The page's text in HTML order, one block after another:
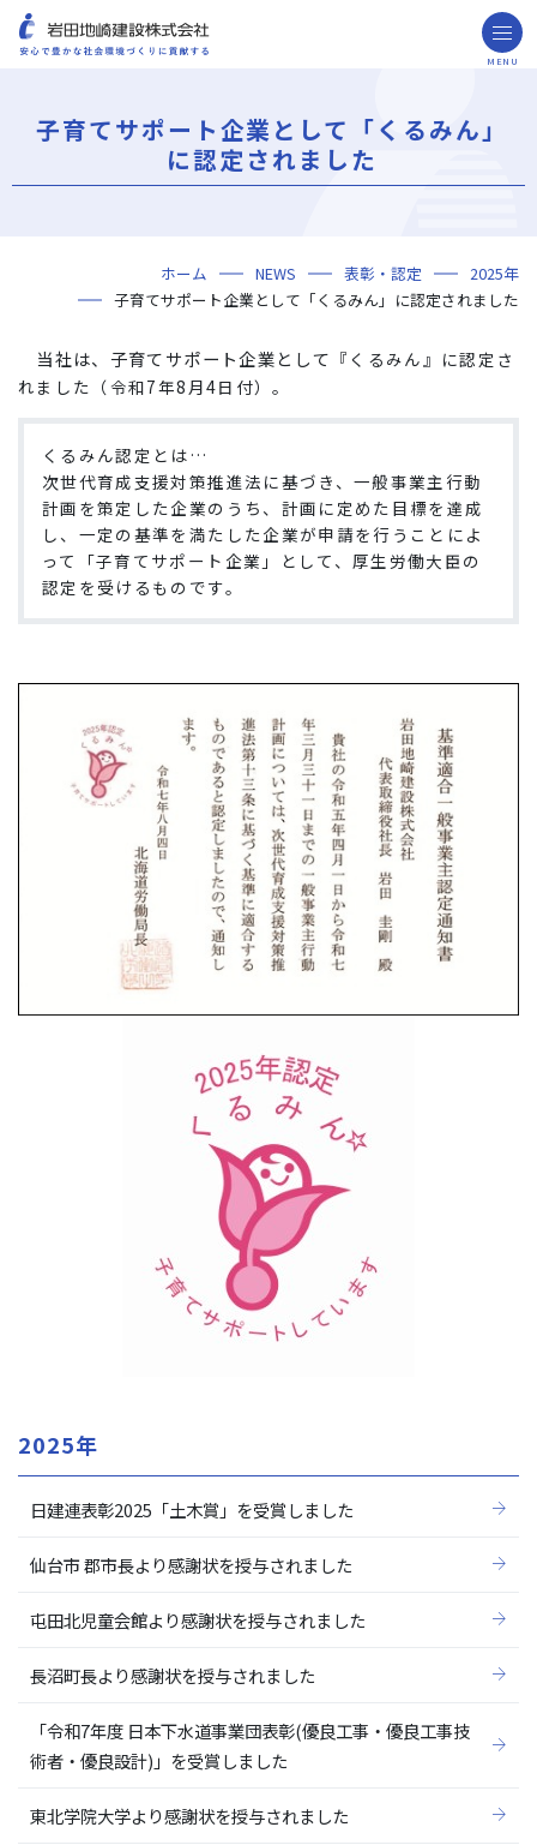
MENU
ごあいさつ
ミッション・ビジョン・社訓
会社概要
組織図
役員一覧
沿革
岩田地崎の歴史
事業所一覧
関連会社
プレスリリース
財務情報
岩田地崎建設のCM
3分でわかる岩田地崎建設
用途区分から探す
GISマップシステム
Niseko Project
プロジェクトレポート
技術・ソリューション
ソリューション
海外事業
閉じる
子育てサポート企業として「くるみん」
に認定されました
ホーム NEWS 表彰・認定
2025年
子育てサポート企業として「くるみん」に認定されました
当社は、子育てサポート企業として 『くるみん』に認定さ
れました（令和7年8月4日付）。
くるみん認定とは…
次世代育成支援対策推進法に基づき、一般事業主行動
計画を策定した企業のうち、計画に定めた目標を達成
し、一定の基準を満たした企業が申請を行うことによ
って「子育てサポート企業」として、厚生労働大臣の
認定を受けるものです。
2025年
日建連表彰2025「土木賞」を受賞しました
仙台市 郡市長より感謝状を授与されました
屯田北児童会館より感謝状を授与されました
長沼町長より感謝状を授与されました
「令和7年度 日本下水道事業団表彰(優良工事・優良工事技
術者・優良設計)」を受賞しました
東北学院大学より感謝状を授与されました